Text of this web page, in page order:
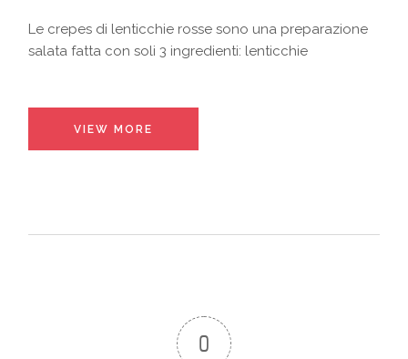
Le crepes di lenticchie rosse sono una preparazione
salata fatta con soli 3 ingredienti: lenticchie
VIEW MORE
0